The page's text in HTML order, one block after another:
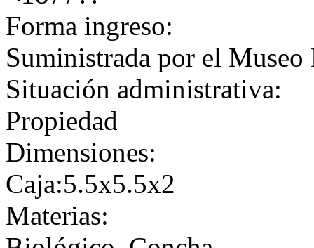
Forma ingreso:
Suministrada por el
Situación administrativa:
Propiedad
Dimensiones:
Caja:5.5x5.5x2
Materias: